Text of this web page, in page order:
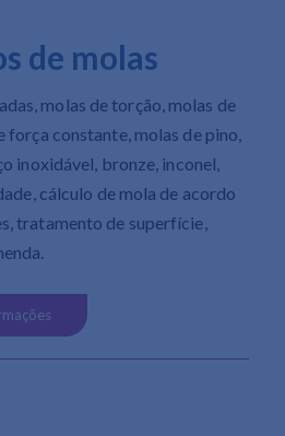
de molas
molas de torção, molas de
força constante, molas de pino,
inoxidável, bronze, inconel,
cálculo de mola de acordo
tratamento de superfície,